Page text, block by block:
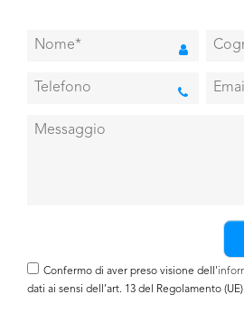
Confermo di aver preso visione dell'
dati ai sensi dell’art. 13 del Regolamento